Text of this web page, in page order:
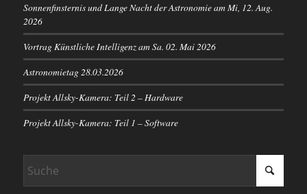
Sonnenfinsternis und Lange Nacht der Astronomie am Mi, 12. Aug.
2026
Vortrag Künstliche Intelligenz am Sa. 02. Mai 2026
Astronomietag 28.03.2026
Projekt Allsky-Kamera: Teil 2 – Hardware
Projekt Allsky-Kamera: Teil 1 – Software